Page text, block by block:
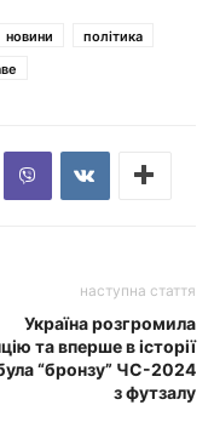
новини
політика
наступна стаття
Україна розгромила
та вперше в історії
“бронзу” ЧС-2024
з футзалу